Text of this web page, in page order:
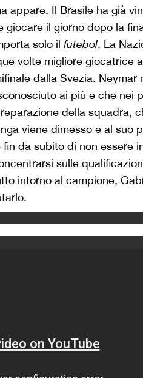
appare. Il Brasile ha già
giocare il giorno dopo la
solo il futebol. La
volte migliore giocatrice
dalla Svezia. Neymar
ai più e che nei
della squadra,
viene dimesso e al suo
da subito di non essere
sulle
intorno al campione,